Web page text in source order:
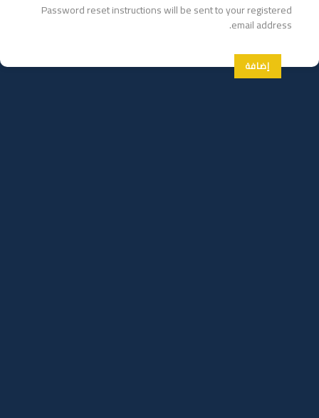
Password reset instructions will be sent to your registered
email address.